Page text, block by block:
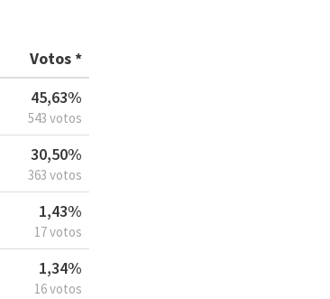
Votos *
45,63%
543 votos
30,50%
363 votos
1,43%
17 votos
1,34%
16 votos